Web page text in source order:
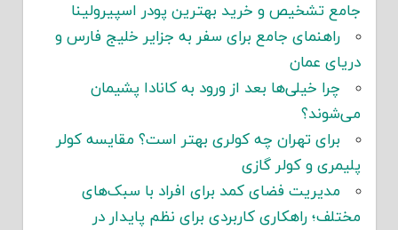
جامع تشخیص و خرید بهترین پودر اسپیرولینا
راهنمای جامع برای سفر به جزایر خلیج فارس و
دریای عمان
چرا خیلی‌ها بعد از ورود به کانادا پشیمان
می‌شوند؟
برای تهران چه کولری بهتر است؟ مقایسه کولر
پلیمری و کولر گازی
مدیریت فضای کمد برای افراد با سبک‌های
مختلف؛ راهکاری کاربردی برای نظم پایدار در